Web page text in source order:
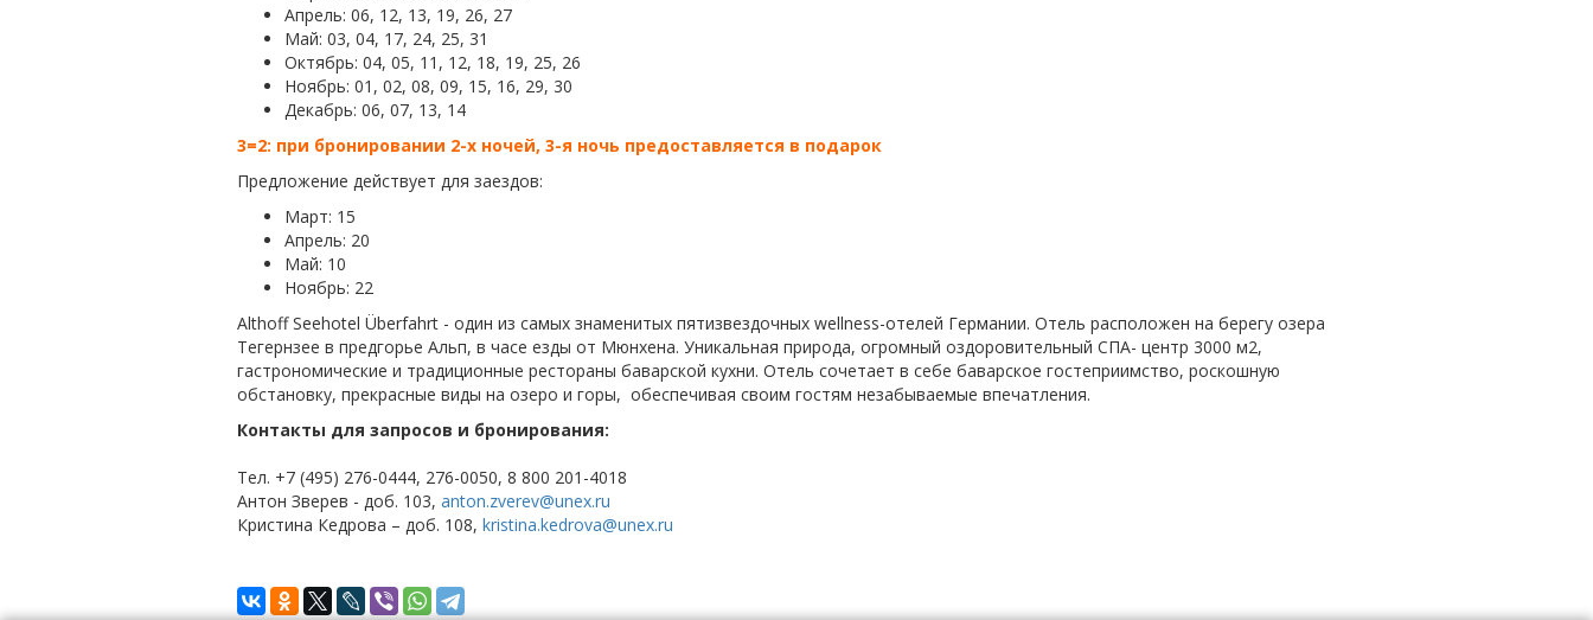
Апрель: 06, 12, 13, 19, 26, 27
Май: 03, 04, 17, 24, 25, 31
Октябрь: 04, 05, 11, 12, 18, 19, 25, 26
Ноябрь: 01, 02, 08, 09, 15, 16, 29, 30
Декабрь: 06, 07, 13, 14
3=2: при бронировании 2-х ночей, 3-я ночь предоставляется в подарок
Предложение действует для заездов:
Март: 15
Апрель: 20
Май: 10
Ноябрь: 22
Althoff Seehotel Überfahrt - один из самых знаменитых пятизвездочных wellness-отелей Германии. Отель расположен на берегу озера
Тегернзее в предгорье Альп, в часе езды от Мюнхена. Уникальная природа, огромный оздоровительный СПА- центр 3000 м2,
гастрономические и традиционные рестораны баварской кухни. Отель сочетает в себе баварское гостеприимство, роскошную
обстановку, прекрасные виды на озеро и горы, обеспечивая своим гостям незабываемые впечатления.
Контакты для запросов и бронирования:
Тел. +7 (495) 276-0444, 276-0050, 8 800 201-4018
Антон Зверев - доб. 103, anton.zverev@unex.ru
Кристина Кедрова – доб. 108, kristina.kedrova@unex.ru